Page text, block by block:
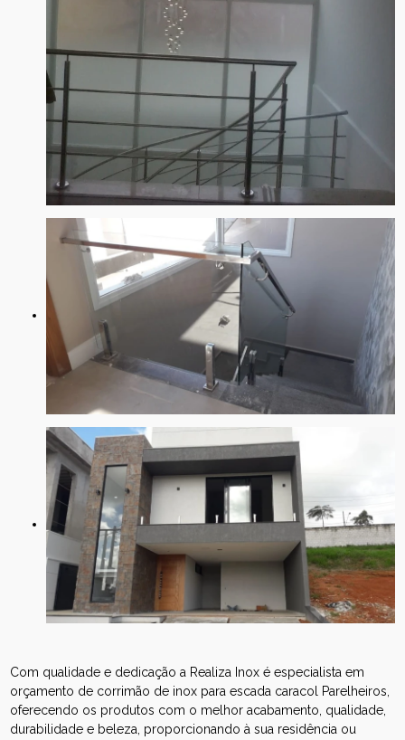
Com qualidade e dedicação a Realiza Inox é especialista em
orçamento de corrimão de inox para escada caracol Parelheiros,
oferecendo os produtos com o melhor acabamento, qualidade,
durabilidade e beleza, proporcionando à sua residência ou